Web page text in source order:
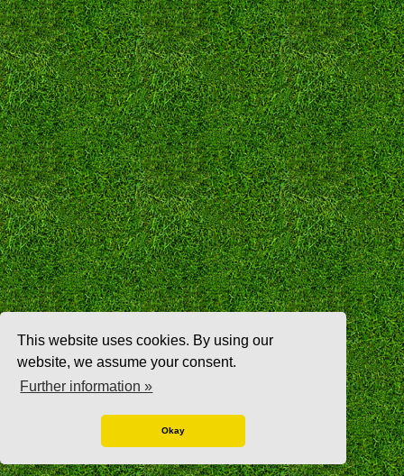
This website uses cookies. By using our
website, we assume your consent.
Further information »
Okay